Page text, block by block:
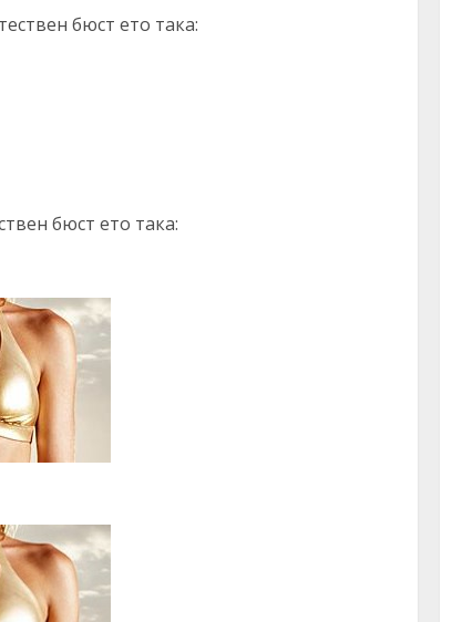
бюст ето така:
бюст ето така: